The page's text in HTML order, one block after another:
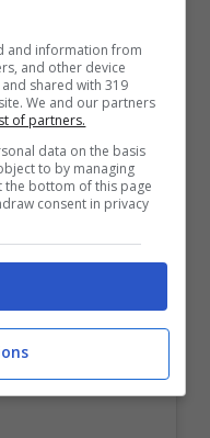
and information from
and other device
shared with 319
We and our partners
of partners.
data on the basis
to by managing
the bottom of this page
consent in privacy